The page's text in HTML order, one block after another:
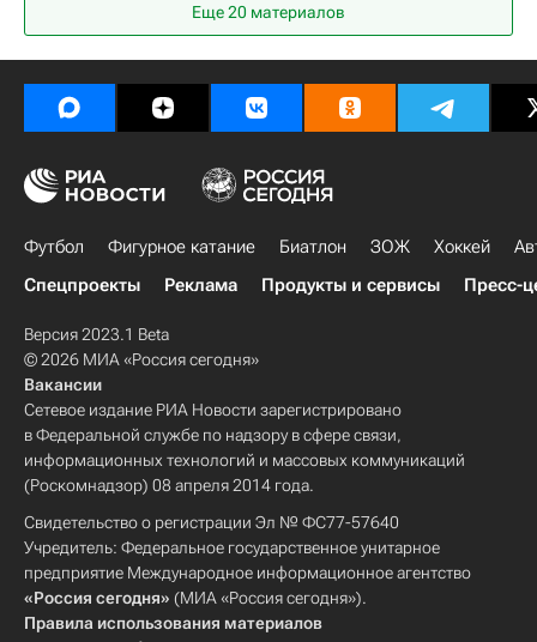
Еще 20 материалов
Футбол Фигурное катание Биатлон ЗОЖ Хоккей
Спецпроекты
Реклама Продукты и сервисы Пресс-
Версия 2023.1 Beta
© 2026 МИА «Россия сегодня»
Вакансии
Сетевое издание РИА Новости зарегистрировано
в Федеральной службе по надзору в сфере связи,
информационных технологий и массовых коммуникаций
(Роскомнадзор) 08 апреля 2014 года.
Свидетельство о регистрации Эл № ФС77-57640
Учредитель: Федеральное государственное унитарное
предприятие Международное информационное агентство
«Россия сегодня» (МИА «Россия сегодня»).
Правила использования материалов